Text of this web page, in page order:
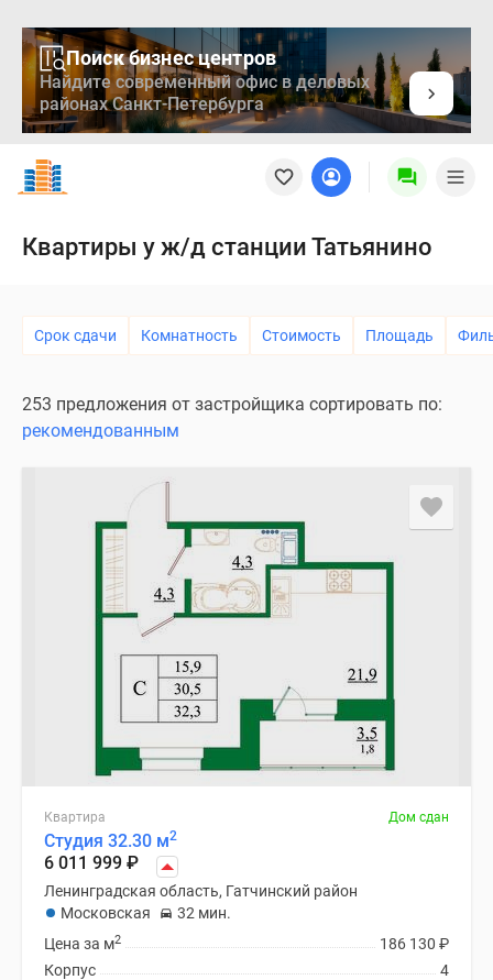
Поиск бизнес центров
Найдите современный офис в деловых
районах Санкт-Петербурга
Новостройки
Квартиры
Медиа
Контакты
Реклама
сайте
Дзен
застройщики
Коммерческие
места
Специальные
предложения
Апартаменты
Новостройки
Квартиры у ж/д станции Татьянино
Срок сдачи Комнатность Стоимость Площадь
253 предложения от застройщика сортировать по:
рекомендованным
Квартира Дом сдан
Студия 32.30 м2
6 011 999 ₽
Ленинградская область, Гатчинский район
Московская
32 мин.
186 130 ₽
Цена за м2
4
Корпус